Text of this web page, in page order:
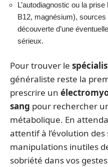
L’autodiagnostic ou la
B12, magnésium), sources
découverte d’une éventuelle
sérieux.
Pour trouver le
généraliste reste la
prescrire un
sang pour rechercher
métabolique. En
attentif à l’évolution
manipulations inutiles
sobriété dans vos